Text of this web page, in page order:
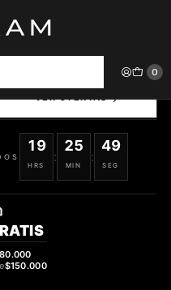
0
100 ml
SELECCIONADOS
19
HRS
:
25
MIN
:
49
SEG
$150.000